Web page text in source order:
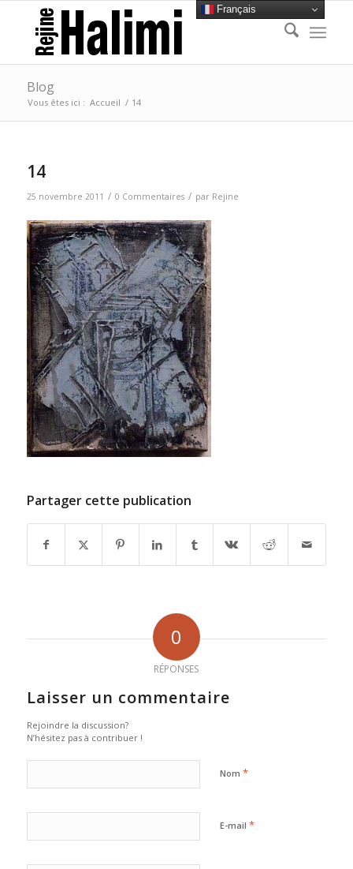
Blog
Vous êtes ici : Accueil / 14
14
25 novembre 2011 / 0 Commentaires / par Rejine
Partager cette publication
0
RÉPONSES
Laisser un commentaire
Rejoindre la discussion?
N’hésitez pas à contribuer !
Nom *
E-mail *
Français